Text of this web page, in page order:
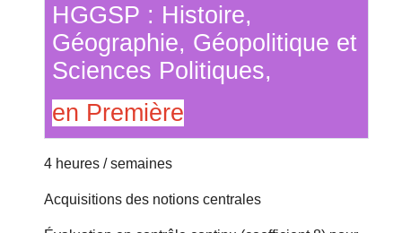
HGGSP : Histoire,
Géographie, Géopolitique et
Sciences Politiques,
en Première
4 heures / semaines
Acquisitions des notions centrales